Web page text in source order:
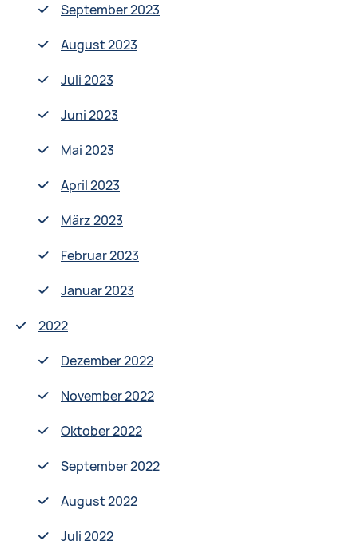
September 2023
August 2023
Juli 2023
Juni 2023
Mai 2023
April 2023
März 2023
Februar 2023
Januar 2023
2022
Dezember 2022
November 2022
Oktober 2022
September 2022
August 2022
Juli 2022